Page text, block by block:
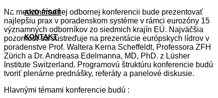
AKO PÍSAŤ
KONTAKT
Na medzinárodnej odbornej konferencii bude prezentovať
najlepšiu prax v poradenskom systéme v rámci eurozóny 15
významných odborníkov zo siedmich krajín EÚ. Najväčšia
pozornosť sa sústreďuje na prezentácie európskych lídrov v
poradenstve Prof. Waltera Kerna Scheffeldt, Professora ZFH
Zürich a Dr. Andreasa Edelmanna, MD, PhD. z Lüsher
Institute Switzerland. Programovú štruktúru konferencie budú
tvoriť plenárne prednášky, referáty a panelové diskusie.
Hlavnými témami konferencie budú :